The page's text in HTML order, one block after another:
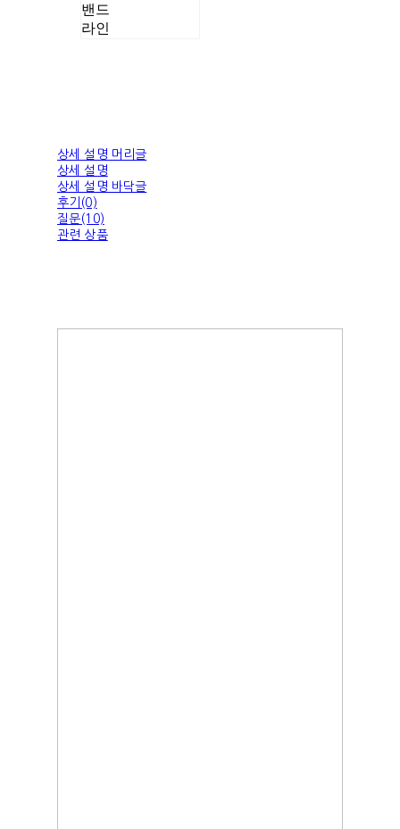
밴드
라인
상세 설명 머리글
상세 설명
상세 설명 바닥글
후기(0)
질문(10)
관련 상품